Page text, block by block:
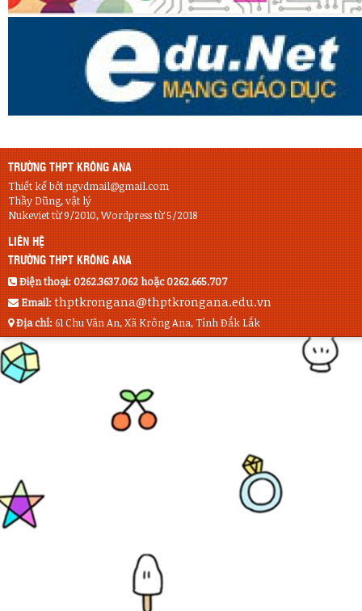
TRƯỜNG THPT KRÔNG ANA
Thiết kế bởi ngvdmail@gmail.com
Thầy Dũng, vật lý
Nukeviet từ 9/2010, Wordpress từ 5/2018
LIÊN HỆ
TRƯỜNG THPT KRÔNG ANA
Điện thoại:0262.3637.062 hoặc 0262.665.707
Email:thptkrongana@thptkrongana.edu.vn
Địa chỉ:61 Chu Văn An, Xã Krông Ana, Tỉnh Đắk Lắk